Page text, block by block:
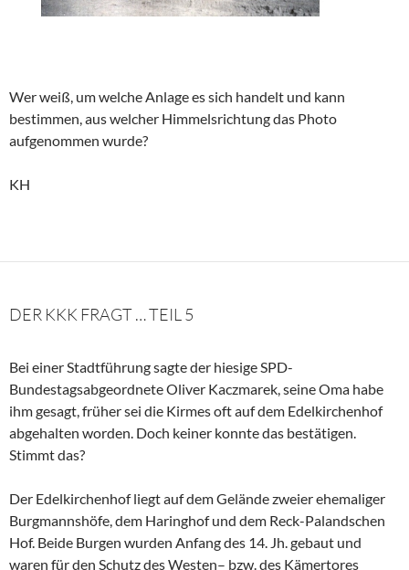
Wer weiß, um welche Anlage es sich handelt und kann
bestimmen, aus welcher Himmelsrichtung das Photo
aufgenommen wurde?
KH
DER KKK FRAGT … TEIL 5
Bei einer Stadtführung sagte der hiesige SPD-
Bundestagsabgeordnete Oliver Kaczmarek, seine Oma habe
ihm gesagt, früher sei die Kirmes oft auf dem Edelkirchenhof
abgehalten worden. Doch keiner konnte das bestätigen.
Stimmt das?
Der Edelkirchenhof liegt auf dem Gelände zweier ehemaliger
Burgmannshöfe, dem Haringhof und dem Reck-Palandschen
Hof. Beide Burgen wurden Anfang des 14. Jh. gebaut und
waren für den Schutz des Westen– bzw. des Kämertores